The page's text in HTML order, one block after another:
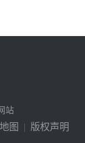
站
图 | 版权声明